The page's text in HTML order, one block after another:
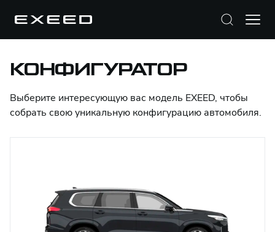
КОНФИГУРАТОР
Выберите интересующую вас модель EXEED, чтобы
собрать свою уникальную конфигурацию автомобиля.